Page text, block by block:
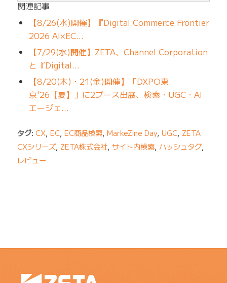
関連記事
【8/26(水)開催】『Digital Commerce Frontier
2026 AI×EC…
【7/29(水)開催】ZETA、Channel Corporation
と『Digital…
【8/20(木)・21(金)開催】「DXPO東
京'26【夏】」に2ブース出展、検索・UGC・AI
エージェ…
タグ: CX, EC, EC商品検索, MarkeZine Day, UGC, ZETA
CXシリーズ, ZETA株式会社, サイト内検索, ハッシュタグ,
レビュー